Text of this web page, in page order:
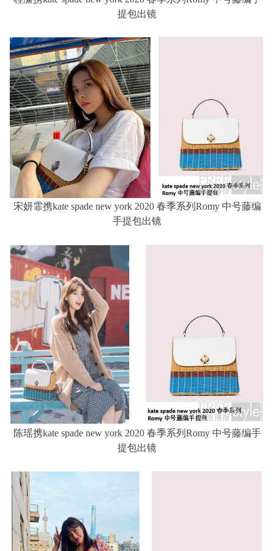
提包出镜
宋妍霏携kate spade new york 2020 春季系列Romy 中号藤编
手提包出镜
陈瑶携kate spade new york 2020 春季系列Romy 中号藤编手
提包出镜